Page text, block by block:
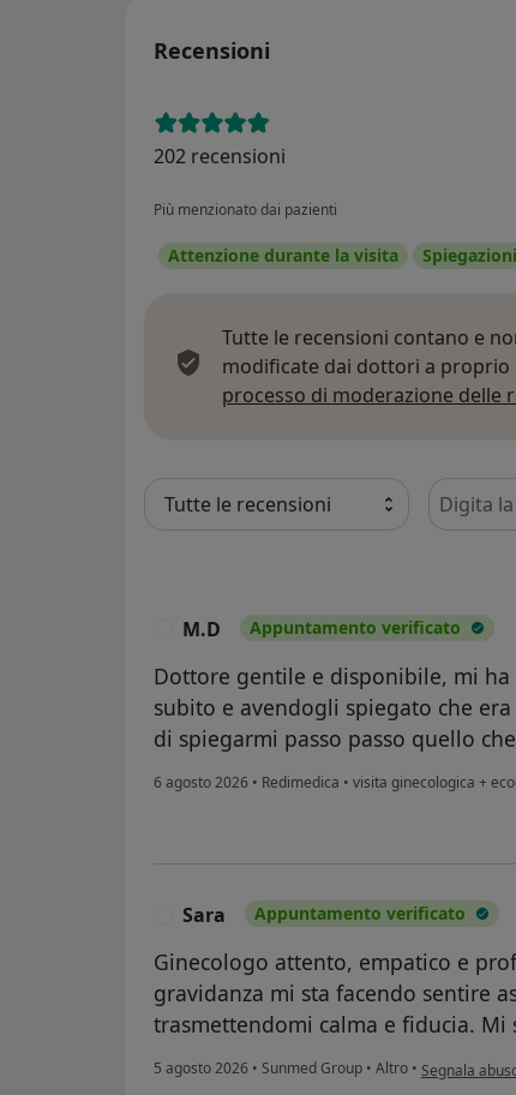
Recensioni
202 recensioni
Più menzionato dai pazienti
Attenzione durante la visita
Tutte le recensioni contano e
modificate dai dottori a proprio
processo di moderazione delle
Cerca
M.D Appuntamento verificato
Dottore gentile e disponibile, mi
subito e avendogli spiegato che
di spiegarmi passo passo quello
6 agosto 2026 • Redimedica • visita ginecologica +
Sara Appuntamento verificato
Ginecologo attento, empatico e
gravidanza mi sta facendo sentire
trasmettendomi calma e fiducia.
5 agosto 2026 • Sunmed Group • Altro • secondo
Segnala